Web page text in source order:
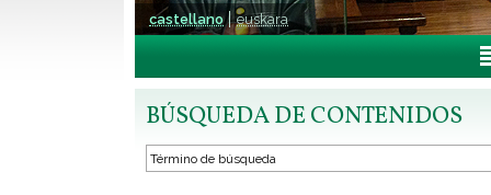
castellano euskara
BÚSQUEDA DE CONTENIDOS